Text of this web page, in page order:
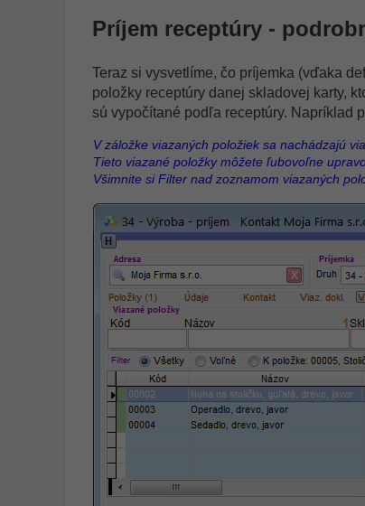
Príjem receptúry -
Teraz si vysvetlíme, čo príjemka (vďaka
položky receptúry danej skladovej karty,
sú vypočítané podľa receptúry. Napríklad
V záložke viazaných položiek sa nachádzajú
Tieto viazané položky môžete ľubovoľne
Všimnite si Filter nad zoznamom viazaných